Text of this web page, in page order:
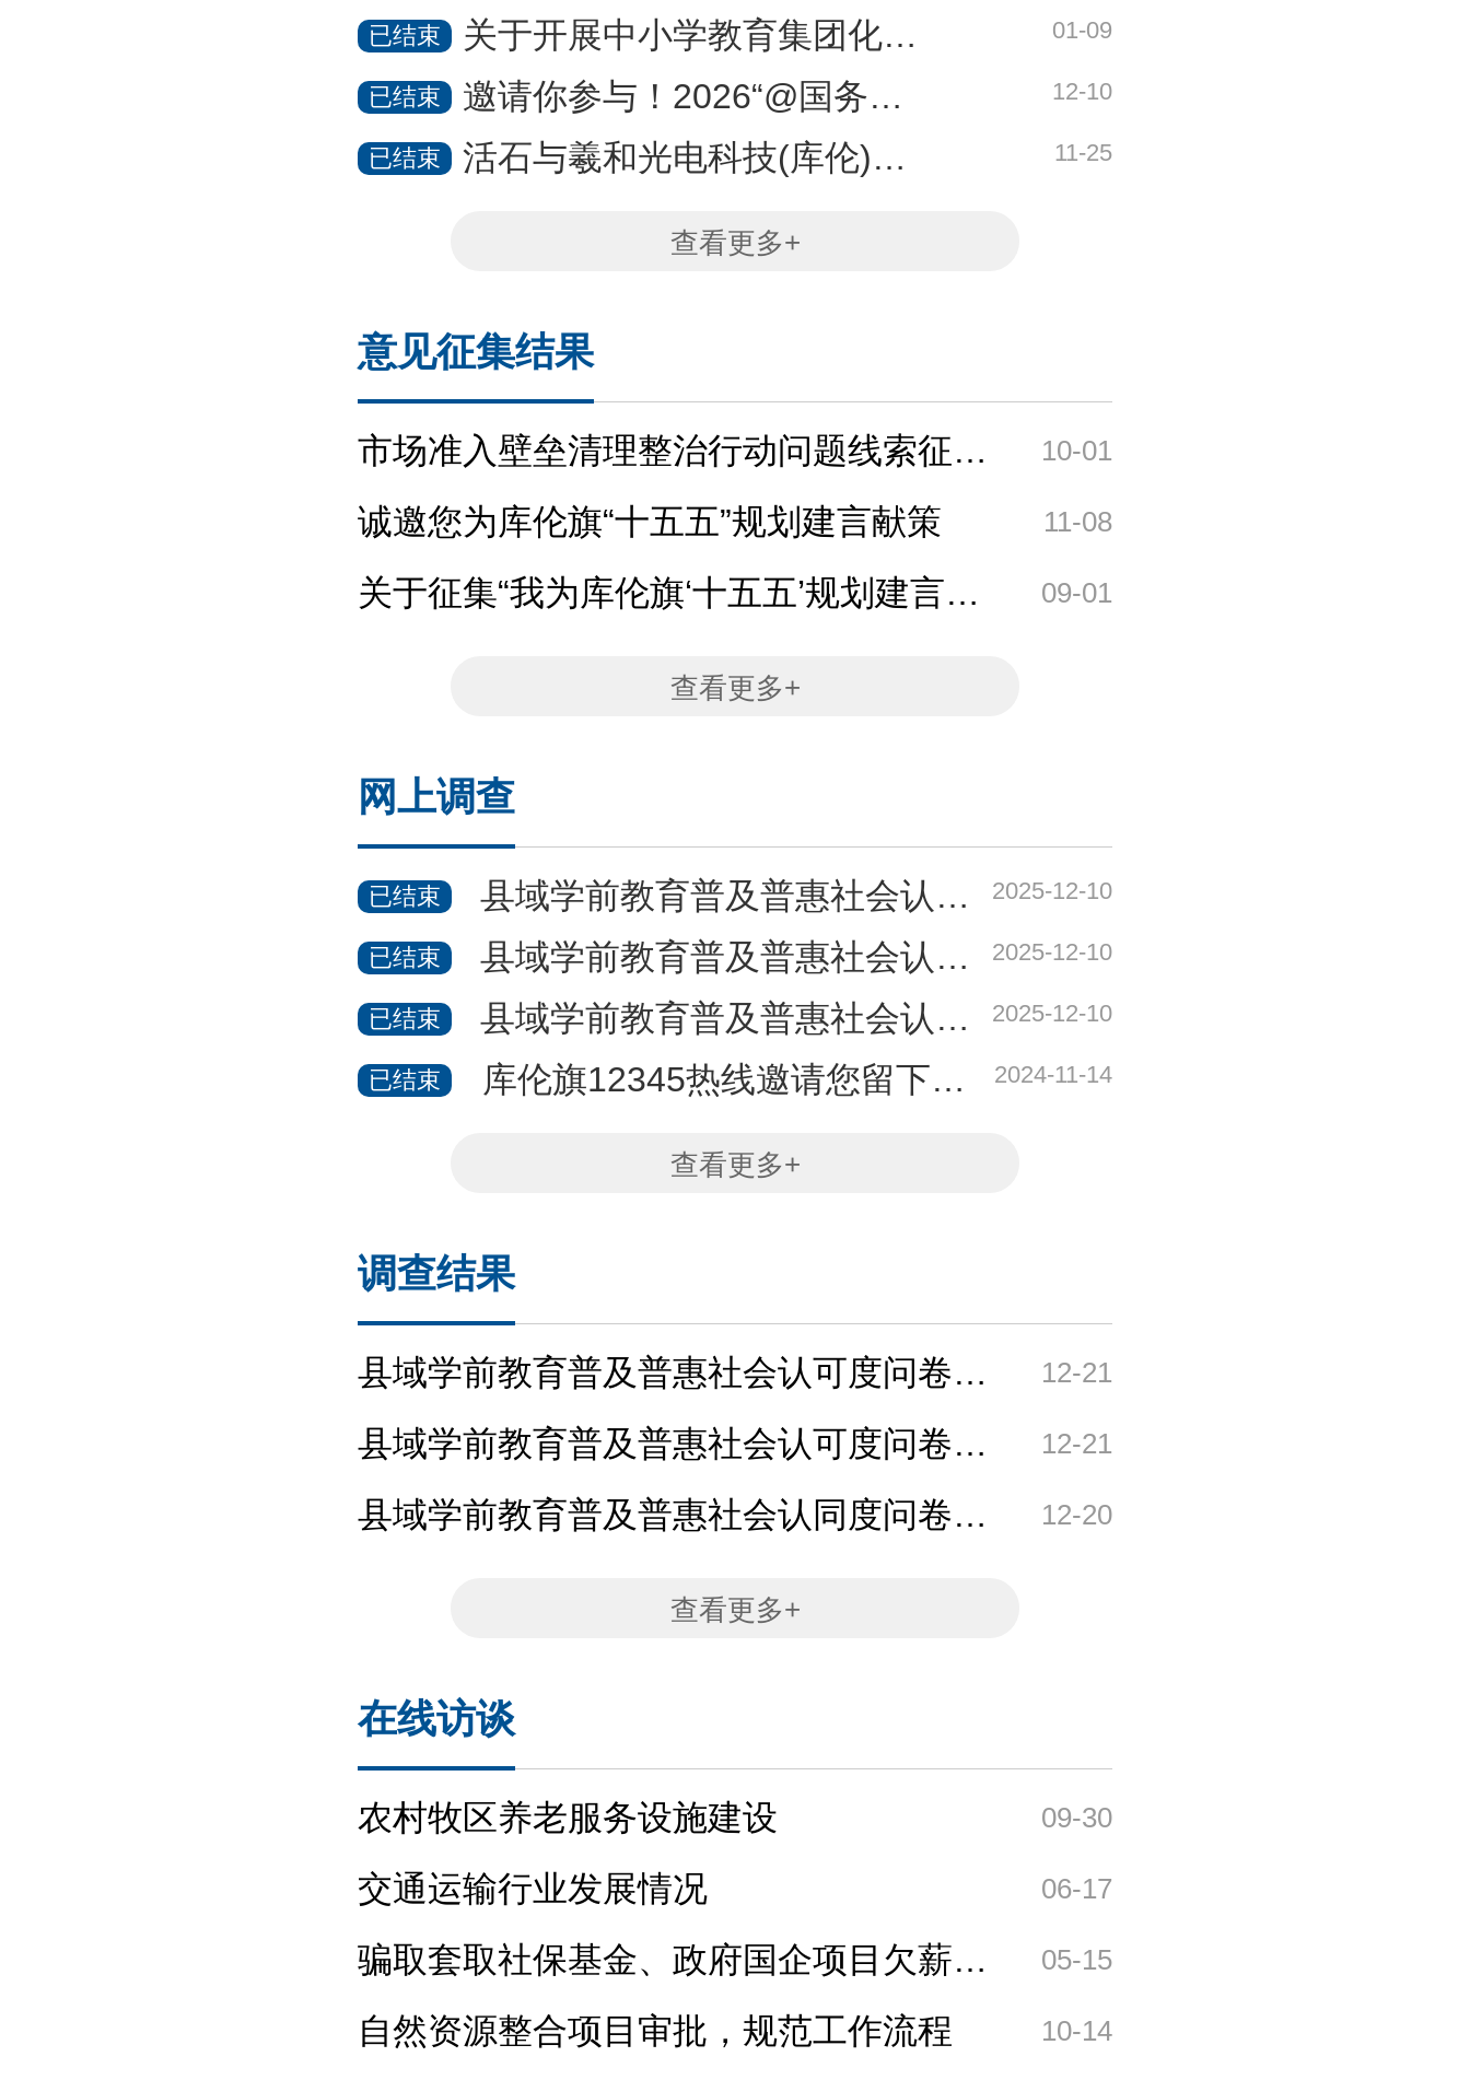
01-09
已结束 关于开展中小学教育集团化办学征求意见建议的公告
12-10
已结束 邀请你参与！2026“@国务院 我为政府工作报告提建议”活动征集中
11-25
已结束 活石与羲和光电科技(库伦)有限公司库伦旗5万千瓦全额自发自用项目社会稳定风险评估
查看更多+
意见征集结果
市场准入壁垒清理整治行动问题线索征集
公告
10-01
诚邀您为库伦旗“十五五”规划建言献策 11-08
关于征集“我为库伦旗‘十五五’规划建言献
09-01
查看更多+
网上调查
2025-12-10
县域学前教育普及普惠社会认可度问卷(B卷-人...
已结束
2025-12-10
县域学前教育普及普惠社会认可度问卷(A卷-幼...
已结束
2025-12-10
县域学前教育普及普惠社会认同度问卷 (C卷一...
已结束
2024-11-14
库伦旗12345热线邀请您留下宝贵意见
已结束
查看更多+
调查结果
县域学前教育普及普惠社会认可度问卷(A
卷-幼儿家长...
12-21
县域学前教育普及普惠社会认可度问卷(B
卷-人大代表...
12-21
县域学前教育普及普惠社会认同度问卷
12-20
查看更多+
在线访谈
农村牧区养老服务设施建设 09-30
交通运输行业发展情况 06-17
骗取套取社保基金、政府国企项目欠薪、
就业补助资金使用监管及养老保险突出问
05-15
自然资源整合项目审批，规范工作流程 10-14